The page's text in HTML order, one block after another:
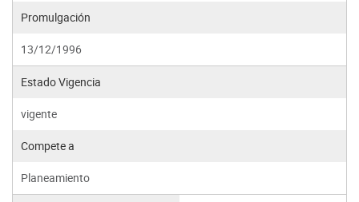
Promulgación
13/12/1996
Estado Vigencia
vigente
Compete a
Planeamiento